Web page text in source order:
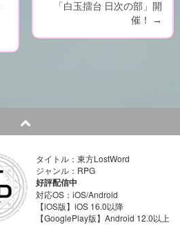
「白玉擂台 日次の部」開
催！
→
タイトル：東方LostWord
ジャンル：RPG
好評配信中
対応OS：iOS/Android
【iOS版】iOS 16.0以降
【GooglePlay版】Android 12.0以上